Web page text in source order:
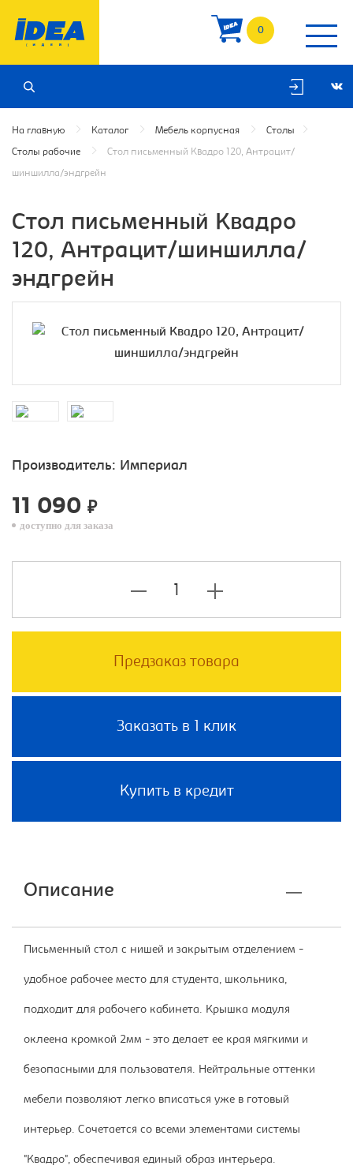
0
На главную Каталог Мебель корпусная Столы
Столы рабочие Cтол письменный Квадро 120, Антрацит/
шиншилла/эндгрейн
Cтол письменный Квадро
120, Антрацит/шиншилла/
эндгрейн
Производитель: Империал
11 090 ₽
доступно для заказа
Предзаказ товара
Заказать в 1 клик
Купить в кредит
Описание
Письменный стол с нишей и закрытым отделением -
удобное рабочее место для студента, школьника,
подходит для рабочего кабинета. Крышка модуля
оклеена кромкой 2мм - это делает ее края мягкими и
безопасными для пользователя. Нейтральные оттенки
мебели позволяют легко вписаться уже в готовый
интерьер. Сочетается со всеми элементами системы
"Квадро", обеспечивая единый образ интерьера.